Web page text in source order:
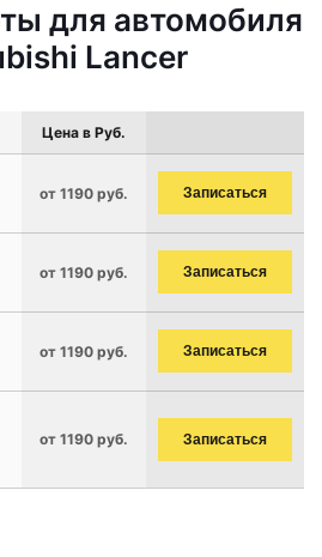
для автомобиля
Lancer
Цена в Руб.
от 1190 руб. Записаться
от 1190 руб. Записаться
от 1190 руб. Записаться
от 1190 руб. Записаться